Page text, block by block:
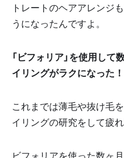
トレートのヘアアレンジ
うになったんですよ。
「ビフォリア」を使用し
イリングがラクになった！
これまでは薄毛や抜け毛
イリングの研究をして疲
ビフォリアを使った数ヶ